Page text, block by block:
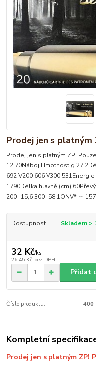
Prodej jen s platným
Prodej jen s platným ZP!
12,70Náboj Hmotnost g
692 V200 606 V300
1790Délka hlavně (cm)
200 -15,6 300 -58,1ONV* m
Dostupnost Skladem >
32 Kč/ks
26,45 Kč bez DPH
Přidat
Číslo produktu: 400
Kompletní
Prodej jen s platným ZP!